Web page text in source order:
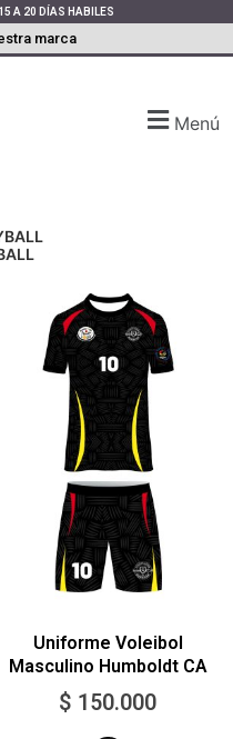
A 20 DÍAS HABILES
marca
Menú
Uniforme Voleibol
Masculino Humboldt CA
$ 150.000